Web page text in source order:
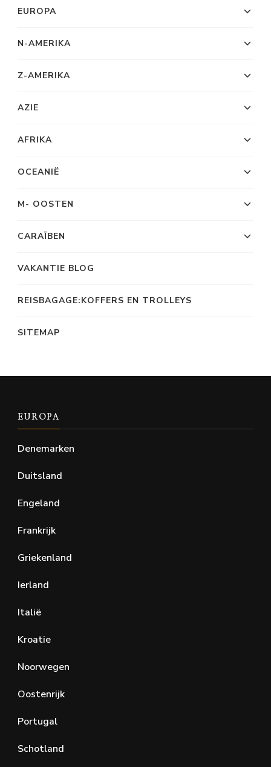
EUROPA
N-AMERIKA
Z-AMERIKA
AZIE
AFRIKA
OCEANIË
M- OOSTEN
CARAÏBEN
VAKANTIE BLOG
REISBAGAGE:KOFFERS EN TROLLEYS
SITEMAP
EUROPA
Denemarken
Duitsland
Engeland
Frankrijk
Griekenland
Ierland
Italië
Kroatie
Noorwegen
Oostenrijk
Portugal
Schotland